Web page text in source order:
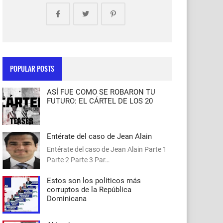
POPULAR POSTS
ASÍ FUE COMO SE ROBARON TU
FUTURO: EL CÁRTEL DE LOS 20
Entérate del caso de Jean Alain
Entérate del caso de Jean Alain Parte 1
Parte 2 Parte 3 Par…
Estos son los políticos más
corruptos de la República
Dominicana